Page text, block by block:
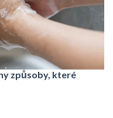
způsoby, které